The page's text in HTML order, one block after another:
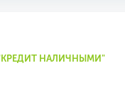
НАЛИЧНЫМИ"